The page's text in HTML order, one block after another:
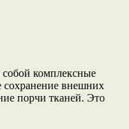
собой комплексные
сохранение внешних
порчи тканей. Это